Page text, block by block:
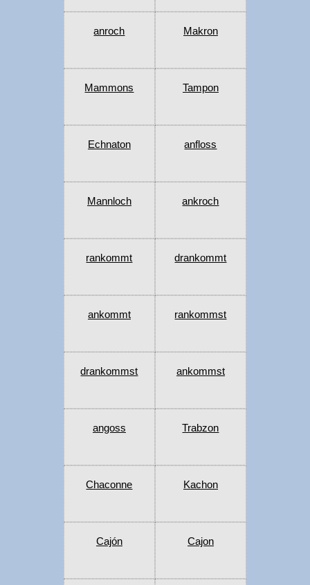
anroch Makron
Mammons Tampon
Echnaton anfloss
Mannloch ankroch
rankommt drankommt
ankommt rankommst
drankommst ankommst
angoss Trabzon
Chaconne Kachon
Cajón Cajon